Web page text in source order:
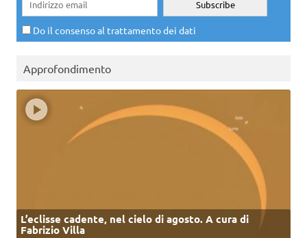
Do il consenso al trattamento dei dati
Approfondimento
L’eclisse cadente, nel cielo di agosto. A cura di
Fabrizio Villa